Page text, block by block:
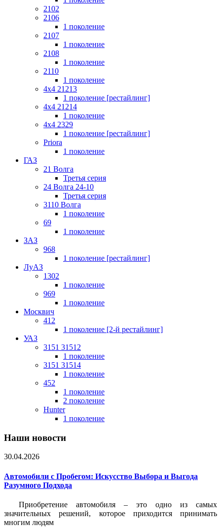
2102
2106
1 поколение
2107
1 поколение
2108
1 поколение
2110
1 поколение
4x4 21213
1 поколение [рестайлинг]
4x4 21214
1 поколение
4x4 2329
1 поколение [рестайлинг]
Priora
1 поколение
ГАЗ
21 Волга
Третья серия
24 Волга 24-10
Третья серия
3110 Волга
1 поколение
69
1 поколение
ЗАЗ
968
1 поколение [рестайлинг]
ЛуАЗ
1302
1 поколение
969
1 поколение
Москвич
412
1 поколение [2-й рестайлинг]
УАЗ
3151 31512
1 поколение
3151 31514
1 поколение
452
1 поколение
2 поколение
Hunter
1 поколение
Наши новости
30.04.2026
Автомобили с Пробегом: Искусство Выбора и Выгода
Разумного Подхода
Приобретение автомобиля – это одно из самых
значительных решений, которое приходится принимать
многим людям